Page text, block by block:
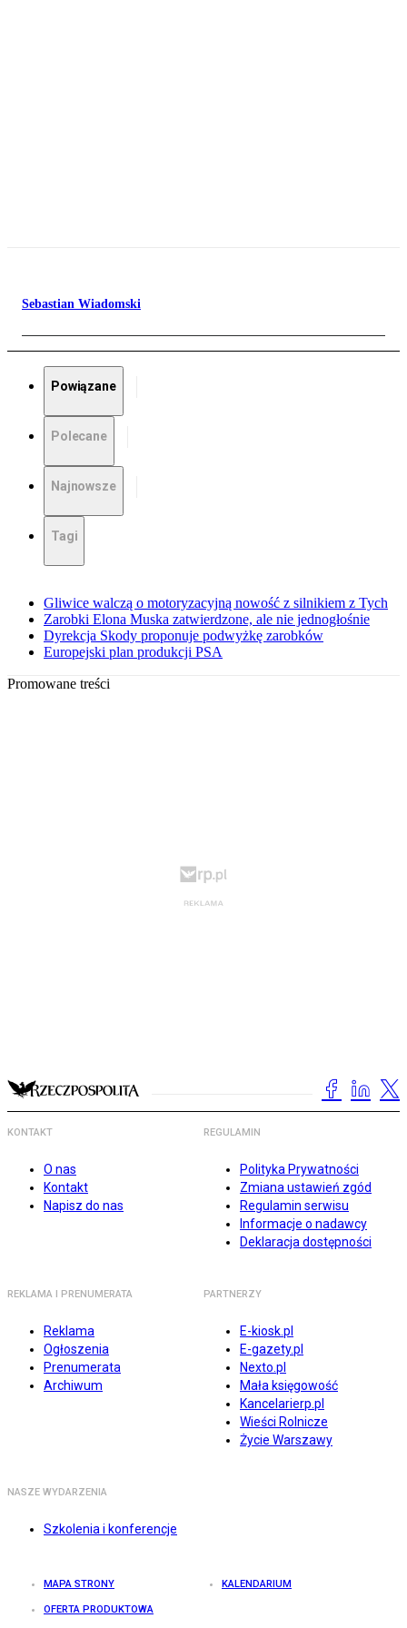
Sebastian Wiadomski
Powiązane
Polecane
Najnowsze
Tagi
Gliwice walczą o motoryzacyjną nowość z silnikiem z Tych
Zarobki Elona Muska zatwierdzone, ale nie jednogłośnie
Dyrekcja Skody proponuje podwyżkę zarobków
Europejski plan produkcji PSA
Promowane treści
KONTAKT
O nas
Kontakt
Napisz do nas
REGULAMIN
Polityka Prywatności
Zmiana ustawień zgód
Regulamin serwisu
Informacje o nadawcy
Deklaracja dostępności
REKLAMA I PRENUMERATA
Reklama
Ogłoszenia
Prenumerata
Archiwum
PARTNERZY
E-kiosk.pl
E-gazety.pl
Nexto.pl
Mała księgowość
Kancelarierp.pl
Wieści Rolnicze
Życie Warszawy
NASZE WYDARZENIA
Szkolenia i konferencje
MAPA STRONY KALENDARIUM
OFERTA PRODUKTOWA